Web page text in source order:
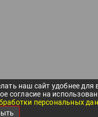
наш сайт удобнее для
согласие на
персональных